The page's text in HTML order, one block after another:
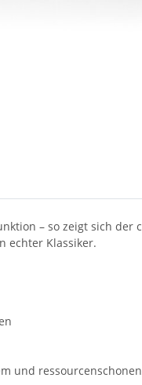
– so zeigt sich
echter Klassiker.
und